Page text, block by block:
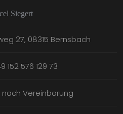
Siegert
27, 08315 Bernsbach
152 576 129 73
nach Vereinbarung